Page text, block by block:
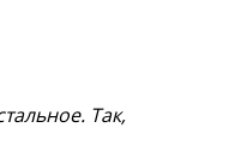
Так,